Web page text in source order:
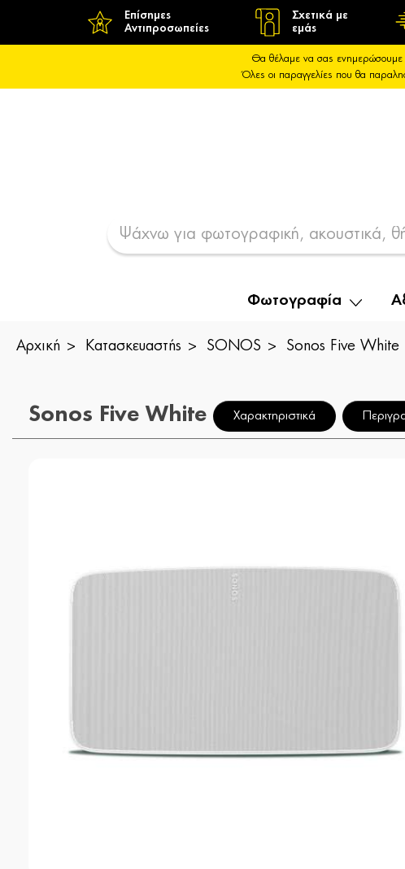
Επίσημες
Αντιπροσωπείες
Σχετικά με
εμάς
Θα θέλαμε να σας ενημερώσουμε
Όλες οι παραγγελίες που θα
Φωτογραφία
Αρχική Κατασκευαστής SONOS Sonos Five White
Sonos Five White Χαρακτηριστικά